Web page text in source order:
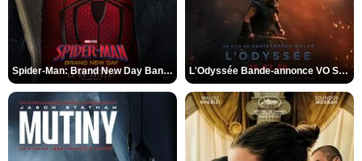
Spider-Man: Brand New Day Bande-annonce VO STFR L'Odyssée Bande-annonce VO STFR